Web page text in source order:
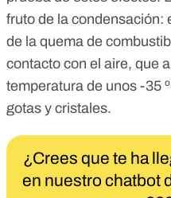
fruto de la condensación:
de la quema de
contacto con el aire, que
temperatura de unos -35
gotas y cristales.
¿Crees que te ha
en nuestro chatbot